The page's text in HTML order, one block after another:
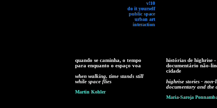
v!10
do it yourself
public space
urban art
interaction
quando se caminha, o tempo
para enquanto o espaço voa
when walking, time stands still
while space flies
Martin Kohler
histórias de highrise -
documentário não-
cidade
highrise stories - non-
documentary and the
Maria-Saroja